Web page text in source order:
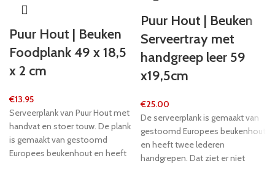
Puur Hout | Beuken
Foodplank 49 x 18,5
x 2 cm
€13.95
Serveerplank van Puur Hout met
handvat en stoer touw. De plank
is gemaakt van gestoomd
Europees beukenhout en heeft
Puur Hout | Beuken
Serveertray met
handgreep leer 59
x19,5cm
€25.00
De serveerplank is gemaakt van
gestoomd Europees beukenhout
en heeft twee lederen
handgrepen. Dat ziet er niet